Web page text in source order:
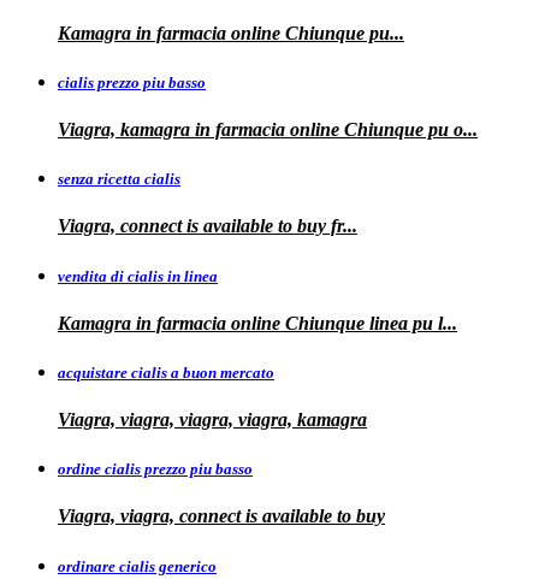
Kamagra in farmacia online Chiunque pu...
cialis prezzo piu basso
Viagra, kamagra in farmacia online Chiunque pu o...
senza ricetta cialis
Viagra, connect is available to buy fr...
vendita di cialis in linea
Kamagra in farmacia online Chiunque linea pu l...
acquistare cialis a buon mercato
Viagra, viagra, viagra, viagra, kamagra
ordine cialis prezzo piu basso
Viagra, viagra, connect is available to buy
ordinare cialis generico